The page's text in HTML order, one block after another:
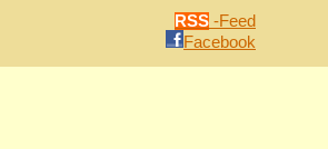
RSS -Feed
Facebook